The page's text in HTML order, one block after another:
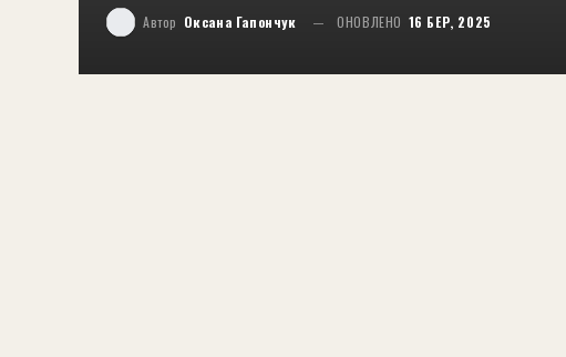
Автор Оксана Гапончук ОНОВЛЕНО 16 БЕР, 2025